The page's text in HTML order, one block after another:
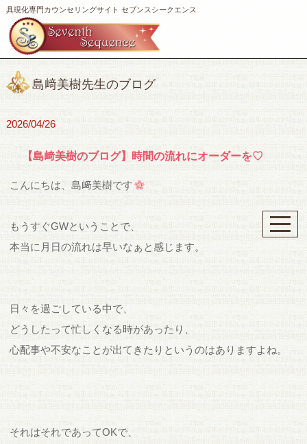
具現化専門カウンセリングサイト セブンスシークエンス
島﨑美樹先生のブログ
2026/04/26
【島﨑美樹のブログ】時間の流れにオーダーを♡
こんにちは、島﨑美樹です
もうすぐGWということで、
本当に月日の流れは早いなぁと感じます。
日々を過ごしている中で、
どうしたって忙しくなる時があったり、
心配事や不安なことが出てきたりというのはありますよね。
それはそれであってOKで、